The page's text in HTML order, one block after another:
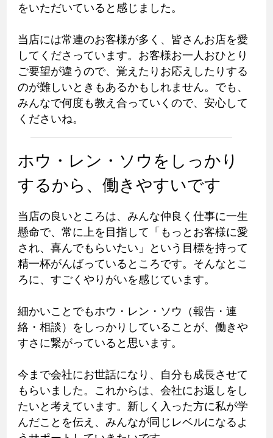
をいただいていると感じました。
当店には常連のお客様が多く、皆さんお店を愛
してくださっています。お客様お一人おひとり
ご要望が違うので、覚えたりお応えしたりする
のが難しいときもあるかもしれません。でも、
みんなで何度も教え合っていくので、安心して
くださいね。
ホウ・レン・ソウをしっかり
するから、働きやすいです
当店の良いところは、みんな仲良く仕事に一生
懸命で、常に上を目指して「もっとお客様に愛
され、喜んでもらいたい」という目標を持って
精一杯がんばっているところです。そんなとこ
ろに、すごくやりがいを感じています。
細かいことでもホウ・レン・ソウ（報告・連
絡・相談）をしっかりしていることが、働きや
すさに繋がっていると思います。
今まで会社にお世話になり、自分も成長させて
もらいました。これからは、会社にお返しをし
たいと考えています。新しく入った方に私が学
んだことを伝え、みんなが同じレベルになるよ